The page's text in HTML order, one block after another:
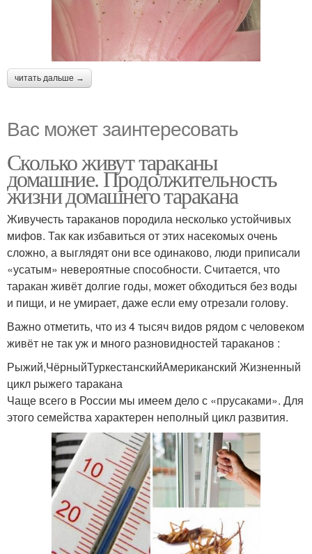
читать дальше →
Вас может заинтересовать
Сколько живут тараканы
домашние. Продолжительность
жизни домашнего таракана
Живучесть тараканов породила несколько устойчивых
мифов. Так как избавиться от этих насекомых очень
сложно, а выглядят они все одинаково, люди приписали
«усатым» невероятные способности. Считается, что
таракан живёт долгие годы, может обходиться без воды
и пищи, и не умирает, даже если ему отрезали голову.
Важно отметить, что из 4 тысяч видов рядом с человеком
живёт не так уж и много разновидностей тараканов :
Рыжий,ЧёрныйТуркестанскийАмериканский Жизненный
цикл рыжего таракана
Чаще всего в России мы имеем дело с «прусаками». Для
этого семейства характерен неполный цикл развития.